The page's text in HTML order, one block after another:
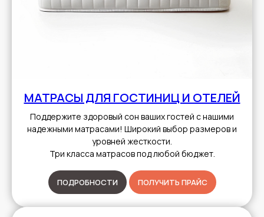
МАТРАСЫ ДЛЯ ГОСТИНИЦ И ОТЕЛЕЙ
Поддержите здоровый сон ваших гостей с нашими
надежными матрасами! Широкий выбор размеров и
уровней жесткости.
Три класса матрасов под любой бюджет.
ПОДРОБНОСТИ ПОЛУЧИТЬ ПРАЙС